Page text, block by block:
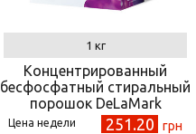
1 кг
Концентрированный
бесфосфатный стиральный
порошок DeLaMark
Professional 1 кг
Цена недели 251.20 грн